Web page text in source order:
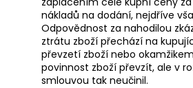
nákladů na dodání, nejdříve
Odpovědnost za nahodilou
ztrátu zboží přechází na
převzetí zboží nebo
povinnost zboží převzít, ale v
smlouvou tak neučinil.